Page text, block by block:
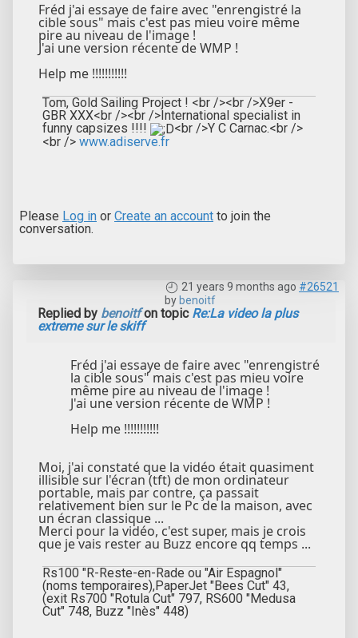
Fréd j'ai essaye de faire avec "enrengistré la
cible sous" mais c'est pas mieu voire même
pire au niveau de l'image !
J'ai une version récente de WMP !
Help me !!!!!!!!!!!
Tom, Gold Sailing Project ! <br /><br />X9er -
GBR XXX<br /><br />International specialist in
funny capsizes !!!!
<br />Y C Carnac.<br />
<br /> www.adiserve.fr
Please Log in or Create an account to join the
conversation.
21 years 9 months ago #26521
by benoitf
Replied by benoitfon topic Re:La video la plus
extreme sur le skiff
Fréd j'ai essaye de faire avec "enrengistré
la cible sous" mais c'est pas mieu voire
même pire au niveau de l'image !
J'ai une version récente de WMP !
Help me !!!!!!!!!!!
Moi, j'ai constaté que la vidéo était quasiment
illisible sur l'écran (tft) de mon ordinateur
portable, mais par contre, ça passait
relativement bien sur le Pc de la maison, avec
un écran classique ...
Merci pour la vidéo, c'est super, mais je crois
que je vais rester au Buzz encore qq temps ...
Rs100 "R-Reste-en-Rade ou "Air Espagnol"
(noms temporaires),PaperJet "Bees Cut" 43,
(exit Rs700 "Rotula Cut" 797, RS600 "Medusa
Cut" 748, Buzz "Inès" 448)